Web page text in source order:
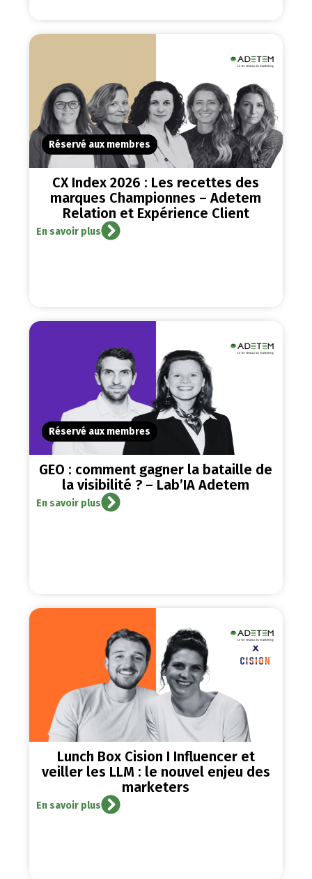
Réservé aux membres
CX Index 2026 : Les recettes des
marques Championnes – Adetem
Relation et Expérience Client
En savoir plus
Réservé aux membres
GEO : comment gagner la bataille de
la visibilité ? – Lab’IA Adetem
En savoir plus
Lunch Box Cision I Influencer et
veiller les LLM : le nouvel enjeu des
marketers
En savoir plus